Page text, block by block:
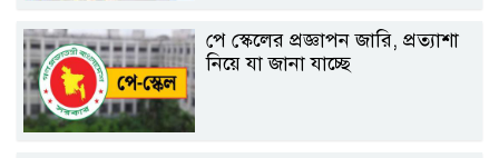
পে স্কেলের প্রজ্ঞাপন জারি, প্রত্যাশা
নিয়ে যা জানা যাচ্ছে